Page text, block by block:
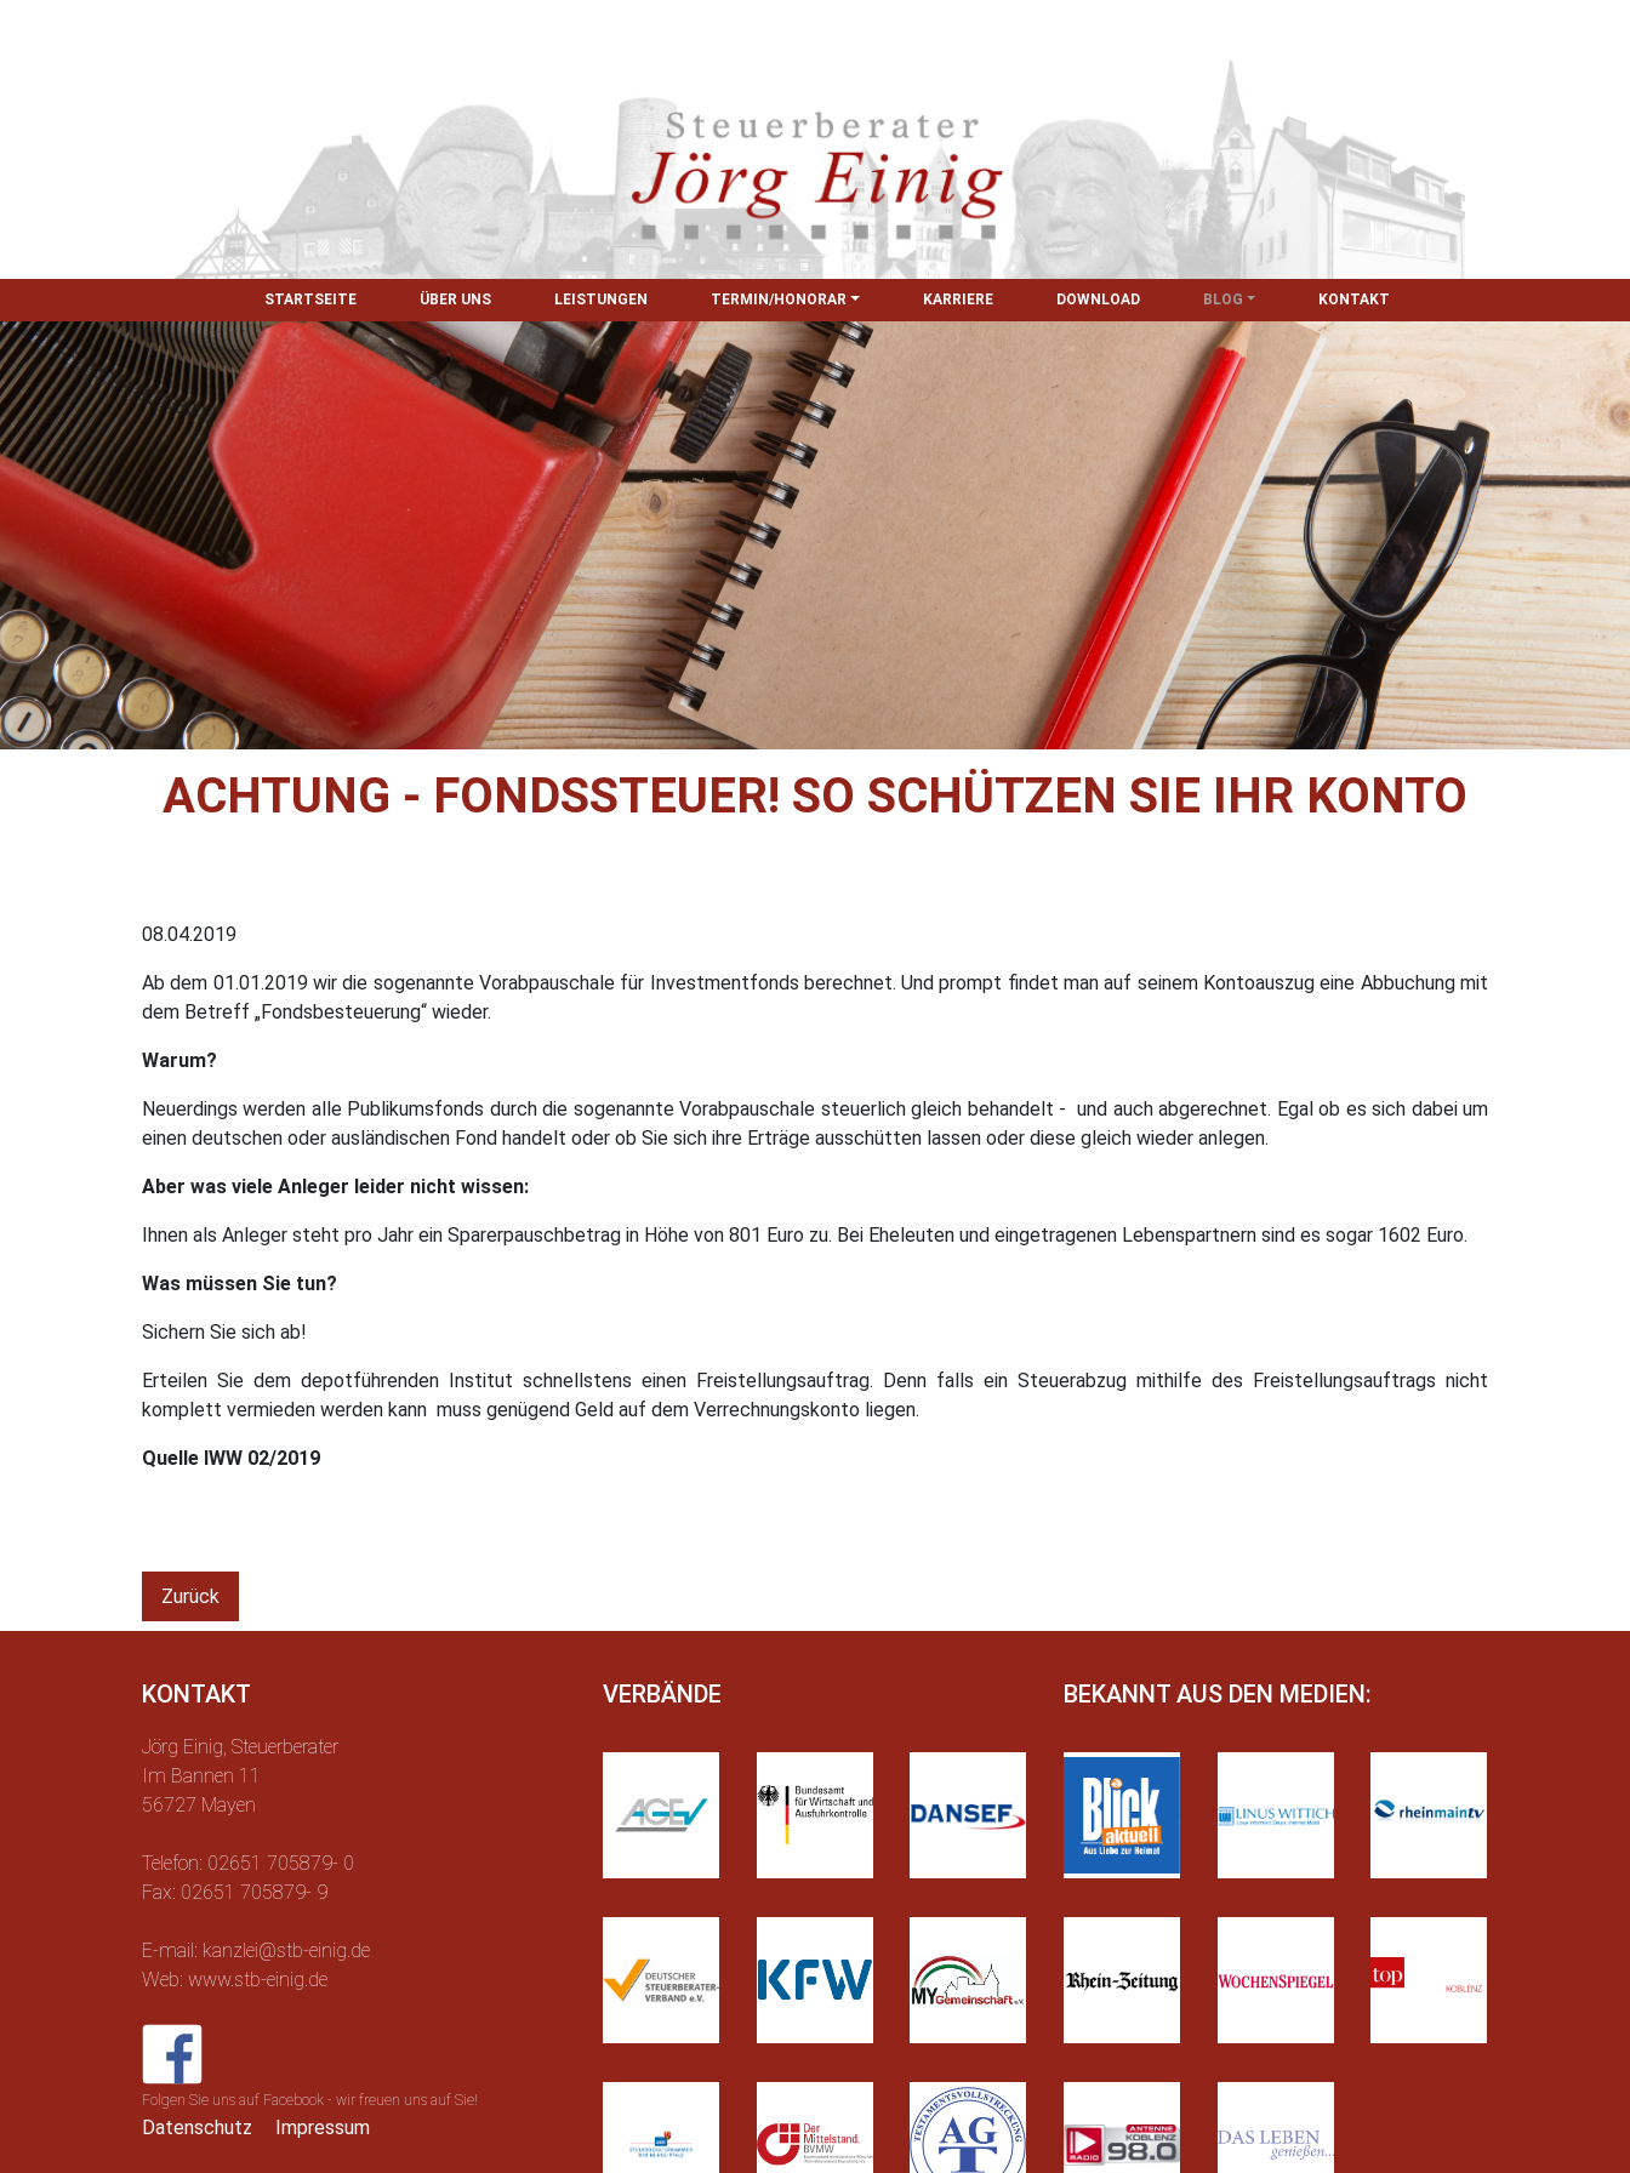
STARTSEITE ÜBER UNS LEISTUNGEN TERMIN/HONORAR KARRIERE DOWNLOAD BLOG KONTAKT
ACHTUNG - FONDSSTEUER! SO SCHÜTZEN SIE IHR KONTO
08.04.2019
Ab dem 01.01.2019 wir die sogenannte Vorabpauschale für Investmentfonds berechnet. Und prompt findet man auf seinem Kontoauszug eine Abbuchung mit
dem Betreff „Fondsbesteuerung“ wieder.
Warum?
Neuerdings werden alle Publikumsfonds durch die sogenannte Vorabpauschale steuerlich gleich behandelt - und auch abgerechnet. Egal ob es sich dabei um
einen deutschen oder ausländischen Fond handelt oder ob Sie sich ihre Erträge ausschütten lassen oder diese gleich wieder anlegen.
Aber was viele Anleger leider nicht wissen:
Ihnen als Anleger steht pro Jahr ein Sparerpauschbetrag in Höhe von 801 Euro zu. Bei Eheleuten und eingetragenen Lebenspartnern sind es sogar 1602 Euro.
Was müssen Sie tun?
Sichern Sie sich ab!
Erteilen Sie dem depotführenden Institut schnellstens einen Freistellungsauftrag. Denn falls ein Steuerabzug mithilfe des Freistellungsauftrags nicht
komplett vermieden werden kann muss genügend Geld auf dem Verrechnungskonto liegen.
Quelle IWW 02/2019
Zurück
KONTAKT
Jörg Einig, Steuerberater
Im Bannen 11
56727 Mayen
Telefon: 02651 705879- 0
Fax: 02651 705879- 9
E-mail: kanzlei@stb-einig.de
Web: www.stb-einig.de
Folgen Sie uns auf Facebook - wir freuen uns auf Sie!
Datenschutz Impressum
VERBÄNDE BEKANNT AUS DEN MEDIEN: